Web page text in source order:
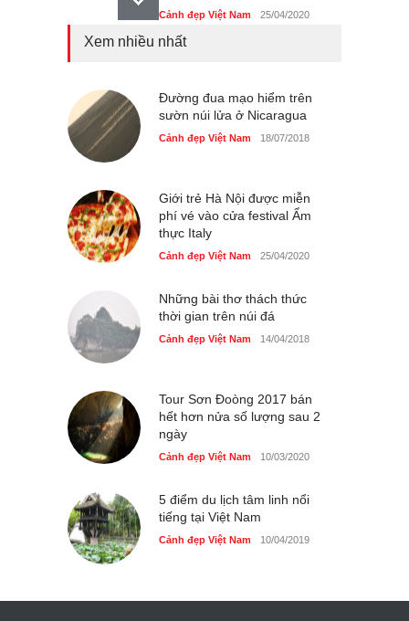
Cảnh đẹp Việt Nam 25/04/2020
Cảnh đẹp Việt Nam 25/04/2020
Bán đảo Sơn Trà sẽ là khu
Xem nhiều nhất
Đường đua mạo hiểm trên
sườn núi lửa ở Nicaragua
Cảnh đẹp Việt Nam 18/07/2018
Giới trẻ Hà Nội được miễn
phí vé vào cửa festival Ẩm
thực Italy
Cảnh đẹp Việt Nam 25/04/2020
Những bài thơ thách thức
thời gian trên núi đá
Cảnh đẹp Việt Nam 14/04/2018
Tour Sơn Đoòng 2017 bán
hết hơn nửa số lượng sau 2
ngày
Cảnh đẹp Việt Nam 10/03/2020
5 điểm du lịch tâm linh nổi
tiếng tại Việt Nam
Cảnh đẹp Việt Nam 10/04/2019